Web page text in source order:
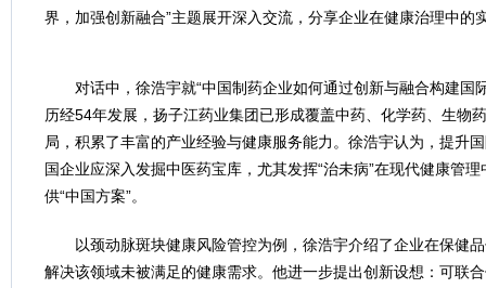
界，加强创新融合”主题展开深入交流，分享企业在健康治理中的
对话中，徐浩宇就“中国制药企业如何通过创新与融合构建国
历经54年发展，扬子江药业集团已形成覆盖中药、化学药、生物
局，积累了丰富的产业经验与健康服务能力。徐浩宇认为，提升
国企业应深入发掘中医药宝库，尤其发挥“治未病”在现代健康管
供“中国方案”。
以颈动脉斑块健康风险管控为例，徐浩宇介绍了企业在保健
解决该领域未被满足的健康需求。他进一步提出创新设想：可联